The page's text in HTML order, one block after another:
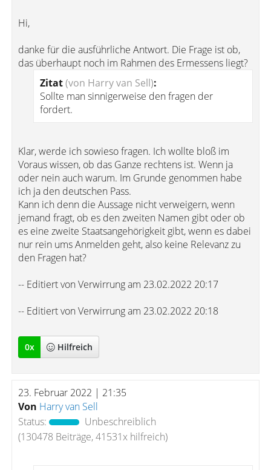
Hi,
danke für die ausführliche Antwort. Die Frage ist ob,
das überhaupt noch im Rahmen des Ermessens liegt?
Zitat(von Harry van Sell):
Sollte man sinnigerweise den fragen der
fordert.
Klar, werde ich sowieso fragen. Ich wollte bloß im
Voraus wissen, ob das Ganze rechtens ist. Wenn ja
oder nein auch warum. Im Grunde genommen habe
ich ja den deutschen Pass.
Kann ich denn die Aussage nicht verweigern, wenn
jemand fragt, ob es den zweiten Namen gibt oder ob
es eine zweite Staatsangehörigkeit gibt, wenn es dabei
nur rein ums Anmelden geht, also keine Relevanz zu
den Fragen hat?
-- Editiert von Verwirrung am 23.02.2022 20:17
-- Editiert von Verwirrung am 23.02.2022 20:18
0x Hilfreich
23. Februar 2022 | 21:35
Von Harry van Sell
Status:
Unbeschreiblich
(130478 Beiträge, 41531x hilfreich)